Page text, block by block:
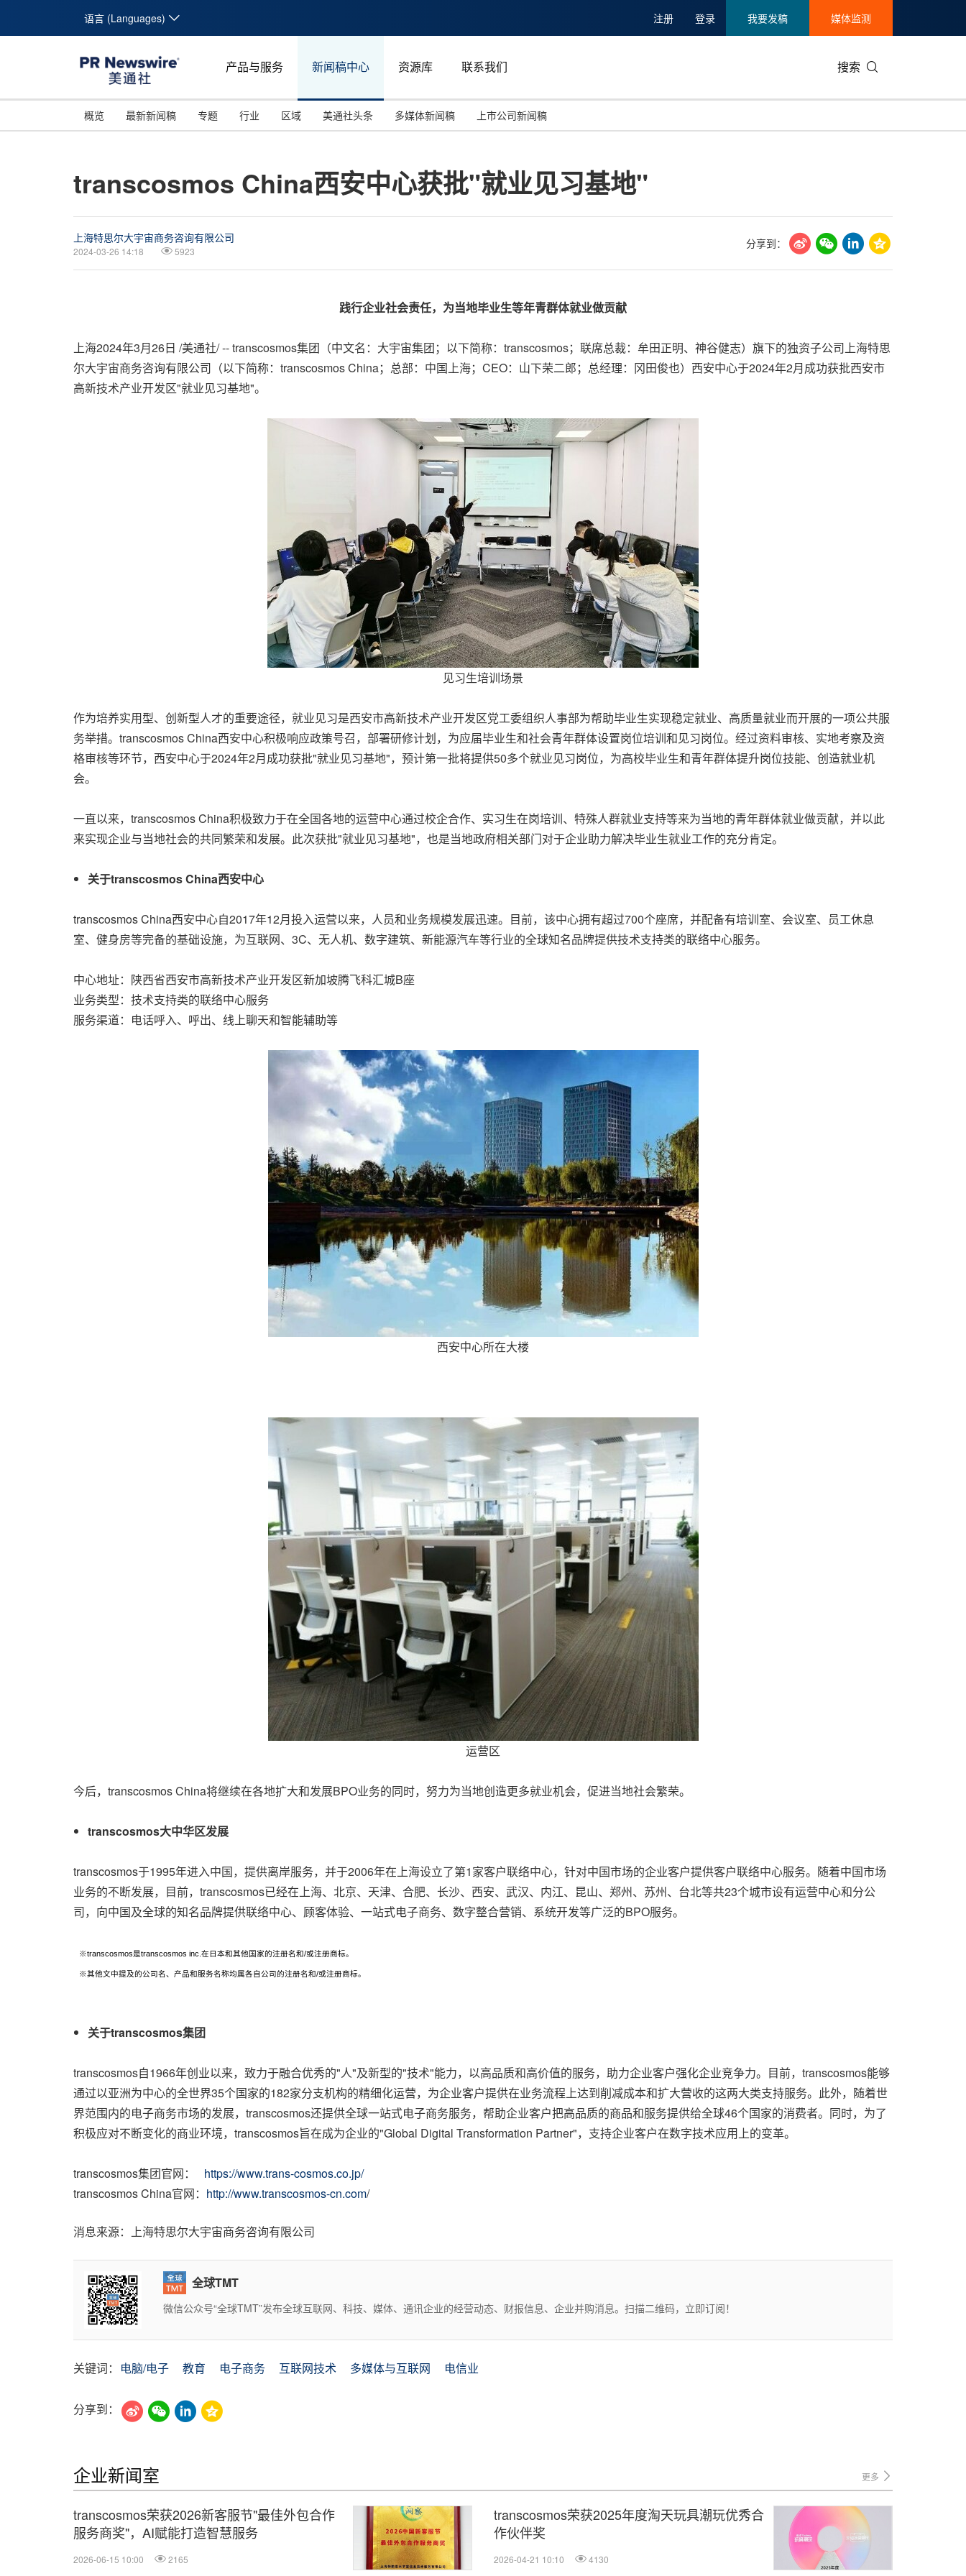
语言 (Languages) 注册 登录 我要发稿 媒体监测
产品与服务 新闻稿中心 资源库 联系我们 搜索
概览 最新新闻稿 专题
投资并购
美国临床肿瘤学会(ASCO)
行业
能源化工与环保
区域
马来西亚
美通社头条 多媒体新闻稿 上市公司新闻稿
transcosmos China西安中心获批"就业见习基地"
上海特思尔大宇宙商务咨询有限公司
2024-03-26 14:18 5923
分享到：
践行企业社会责任，为当地毕业生等年青群体就业做贡献
上海2024年3月26日 /美通社/ -- transcosmos集团（中文名：大宇宙集团；以下简称：transcosmos；联席总裁：牟田正明、神谷健志）旗下的独资子公司上海特思
尔大宇宙商务咨询有限公司（以下简称：transcosmos China；总部：中国上海；CEO：山下荣二郎；总经理：冈田俊也）西安中心于2024年2月成功获批西安市
高新技术产业开发区"就业见习基地"。
见习生培训场景
作为培养实用型、创新型人才的重要途径，就业见习是西安市高新技术产业开发区党工委组织人事部为帮助毕业生实现稳定就业、高质量就业而开展的一项公共服
务举措。transcosmos China西安中心积极响应政策号召，部署研修计划，为应届毕业生和社会青年群体设置岗位培训和见习岗位。经过资料审核、实地考察及资
格审核等环节，西安中心于2024年2月成功获批"就业见习基地"，预计第一批将提供50多个就业见习岗位，为高校毕业生和青年群体提升岗位技能、创造就业机
会。
一直以来，transcosmos China积极致力于在全国各地的运营中心通过校企合作、实习生在岗培训、特殊人群就业支持等来为当地的青年群体就业做贡献，并以此
来实现企业与当地社会的共同繁荣和发展。此次获批"就业见习基地"，也是当地政府相关部门对于企业助力解决毕业生就业工作的充分肯定。
关于transcosmos China西安中心
transcosmos China西安中心自2017年12月投入运营以来，人员和业务规模发展迅速。目前，该中心拥有超过700个座席，并配备有培训室、会议室、员工休息
室、健身房等完备的基础设施，为互联网、3C、无人机、数字建筑、新能源汽车等行业的全球知名品牌提供技术支持类的联络中心服务。
中心地址：陕西省西安市高新技术产业开发区新加坡腾飞科汇城B座
业务类型：技术支持类的联络中心服务
服务渠道：电话呼入、呼出、线上聊天和智能辅助等
西安中心所在大楼
运营区
今后，transcosmos China将继续在各地扩大和发展BPO业务的同时，努力为当地创造更多就业机会，促进当地社会繁荣。
transcosmos大中华区发展
transcosmos于1995年进入中国，提供离岸服务，并于2006年在上海设立了第1家客户联络中心，针对中国市场的企业客户提供客户联络中心服务。随着中国市场
业务的不断发展，目前，transcosmos已经在上海、北京、天津、合肥、长沙、西安、武汉、内江、昆山、郑州、苏州、台北等共23个城市设有运营中心和分公
司，向中国及全球的知名品牌提供联络中心、顾客体验、一站式电子商务、数字整合营销、系统开发等广泛的BPO服务。
※transcosmos是transcosmos inc.在日本和其他国家的注册名和/或注册商标。
※其他文中提及的公司名、产品和服务名称均属各自公司的注册名和/或注册商标。
关于transcosmos集团
transcosmos自1966年创业以来，致力于融合优秀的"人"及新型的"技术"能力，以高品质和高价值的服务，助力企业客户强化企业竞争力。目前，transcosmos能够
通过以亚洲为中心的全世界35个国家的182家分支机构的精细化运营，为企业客户提供在业务流程上达到削减成本和扩大营收的这两大类支持服务。此外，随着世
界范围内的电子商务市场的发展，transcosmos还提供全球一站式电子商务服务，帮助企业客户把高品质的商品和服务提供给全球46个国家的消费者。同时，为了
积极应对不断变化的商业环境，transcosmos旨在成为企业的"Global Digital Transformation Partner"，支持企业客户在数字技术应用上的变革。
transcosmos集团官网： https://www.trans-cosmos.co.jp/
transcosmos China官网： http://www.transcosmos-cn.com/
消息来源：上海特思尔大宇宙商务咨询有限公司
全球TMT
微信公众号“全球TMT”发布全球互联网、科技、媒体、通讯企业的经营动态、财报信息、企业并购消息。扫描二维码，立即订阅！
关键词： 电脑/电子 教育 电子商务 互联网技术 多媒体与互联网 电信业
分享到：
企业新闻室 更多
transcosmos荣获2026新客服节"最佳外包合作
服务商奖"，AI赋能打造智慧服务
2026-06-15 10:00 2165
transcosmos荣获2025年度淘天玩具潮玩优秀合
作伙伴奖
2026-04-21 10:10 4130